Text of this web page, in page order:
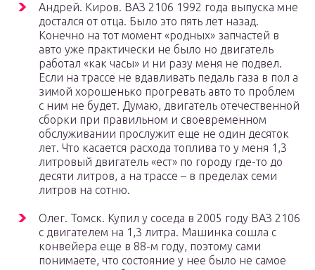
Андрей. Киров. ВАЗ 2106 1992 года выпуска мне
достался от отца. Было это пять лет назад.
Конечно на тот момент «родных» запчастей в
авто уже практически не было но двигатель
работал «как часы» и ни разу меня не подвел.
Если на трассе не вдавливать педаль газа в пол а
зимой хорошенько прогревать авто то проблем
с ним не будет. Думаю, двигатель отечественной
сборки при правильном и своевременном
обслуживании прослужит еще не один десяток
лет. Что касается расхода топлива то у меня 1,3
литровый двигатель «ест» по городу где-то до
десяти литров, а на трассе – в пределах семи
литров на сотню.
Олег. Томск. Купил у соседа в 2005 году ВАЗ 2106
с двигателем на 1,3 литра. Машинка сошла с
конвейера еще в 88-м году, поэтому сами
понимаете, что состояние у нее было не самое